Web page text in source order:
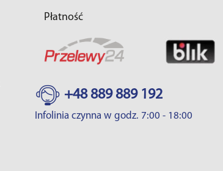
Płatność
+48 889 889 192
Infolinia czynna w godz. 7:00 - 18:00